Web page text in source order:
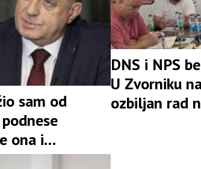
sam od
ona i
DNS i NPS
U Zvorniku
ozbiljan rad